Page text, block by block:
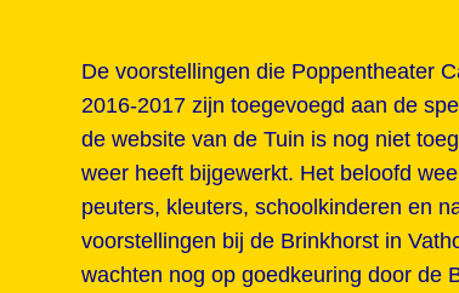
De voorstellingen die Poppentheater
2016-2017 zijn toegevoegd aan de
de website van de Tuin is nog niet
weer heeft bijgewerkt. Het beloofd
peuters, kleuters, schoolkinderen en
voorstellingen bij de Brinkhorst in
wachten nog op goedkeuring door de